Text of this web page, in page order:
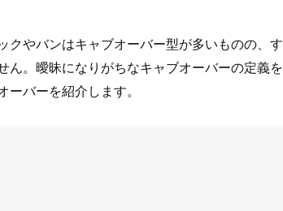
クやバンはキャブオーバー型が多いものの、す
ん。曖昧になりがちなキャブオーバーの定義を
バーを紹介します。